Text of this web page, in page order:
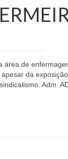
área de
da
Adm.